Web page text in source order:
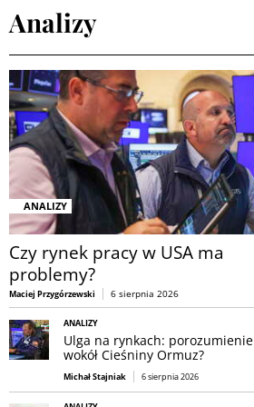
Analizy
ANALIZY
Czy rynek pracy w USA ma
problemy?
Maciej Przygórzewski 6 sierpnia 2026
ANALIZY
Ulga na rynkach: porozumienie
wokół Cieśniny Ormuz?
Michał Stajniak 6 sierpnia 2026